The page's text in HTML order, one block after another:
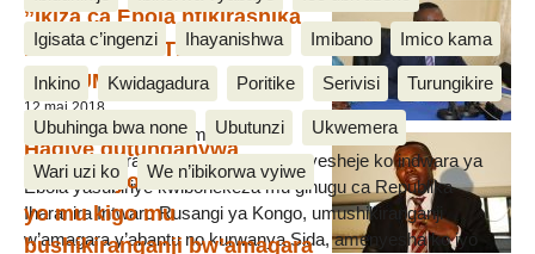
Igisata c’ingenzi Ihayanishwa Imibano Imico kama
Inkino Kwidagadura Poritike Serivisi Turungikire
Ubuhinga bwa none Ubutunzi Ukwemera
Wari uzi ko We n’ibikorwa vyiwe
’’Ikiza ca Ebola ntikirashika
mu Burundi’’-Thadée
NDIKUMANA
12 mai 2018
Inyuma yaho ishirahamwe OMS
ritaho amagara y’abantu kw’isi rimenyesheje ko indwara ya
Ebola yasubiriye kwibonekeza mu gihugu ca Republika
Iharanira Intwaro Rusangi ya Kongo, umushikiranganji
w’amagara y’abantu no kurwanya Sida, amenyesha ko iyo
Hagiye gutunganywa
isekeza ryo kuvura indwara
yo mu kigo mu
bushikiranganji bw’amagara